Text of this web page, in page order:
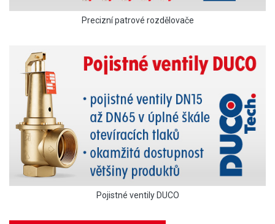
Precizní patrové rozdělovače
Pojistné ventily DUCO